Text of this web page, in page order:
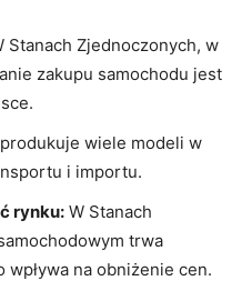
Stanach Zjednoczonych, w
zakupu samochodu jest
wiele modeli w
i importu.
rynku: W Stanach
trwa
na obniżenie cen.